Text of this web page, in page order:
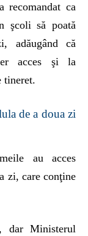
ca
şcoli să poată
adăugând că
acces şi la
tineret.
de a doua zi
au acces
zi, care conţine
dar Ministerul